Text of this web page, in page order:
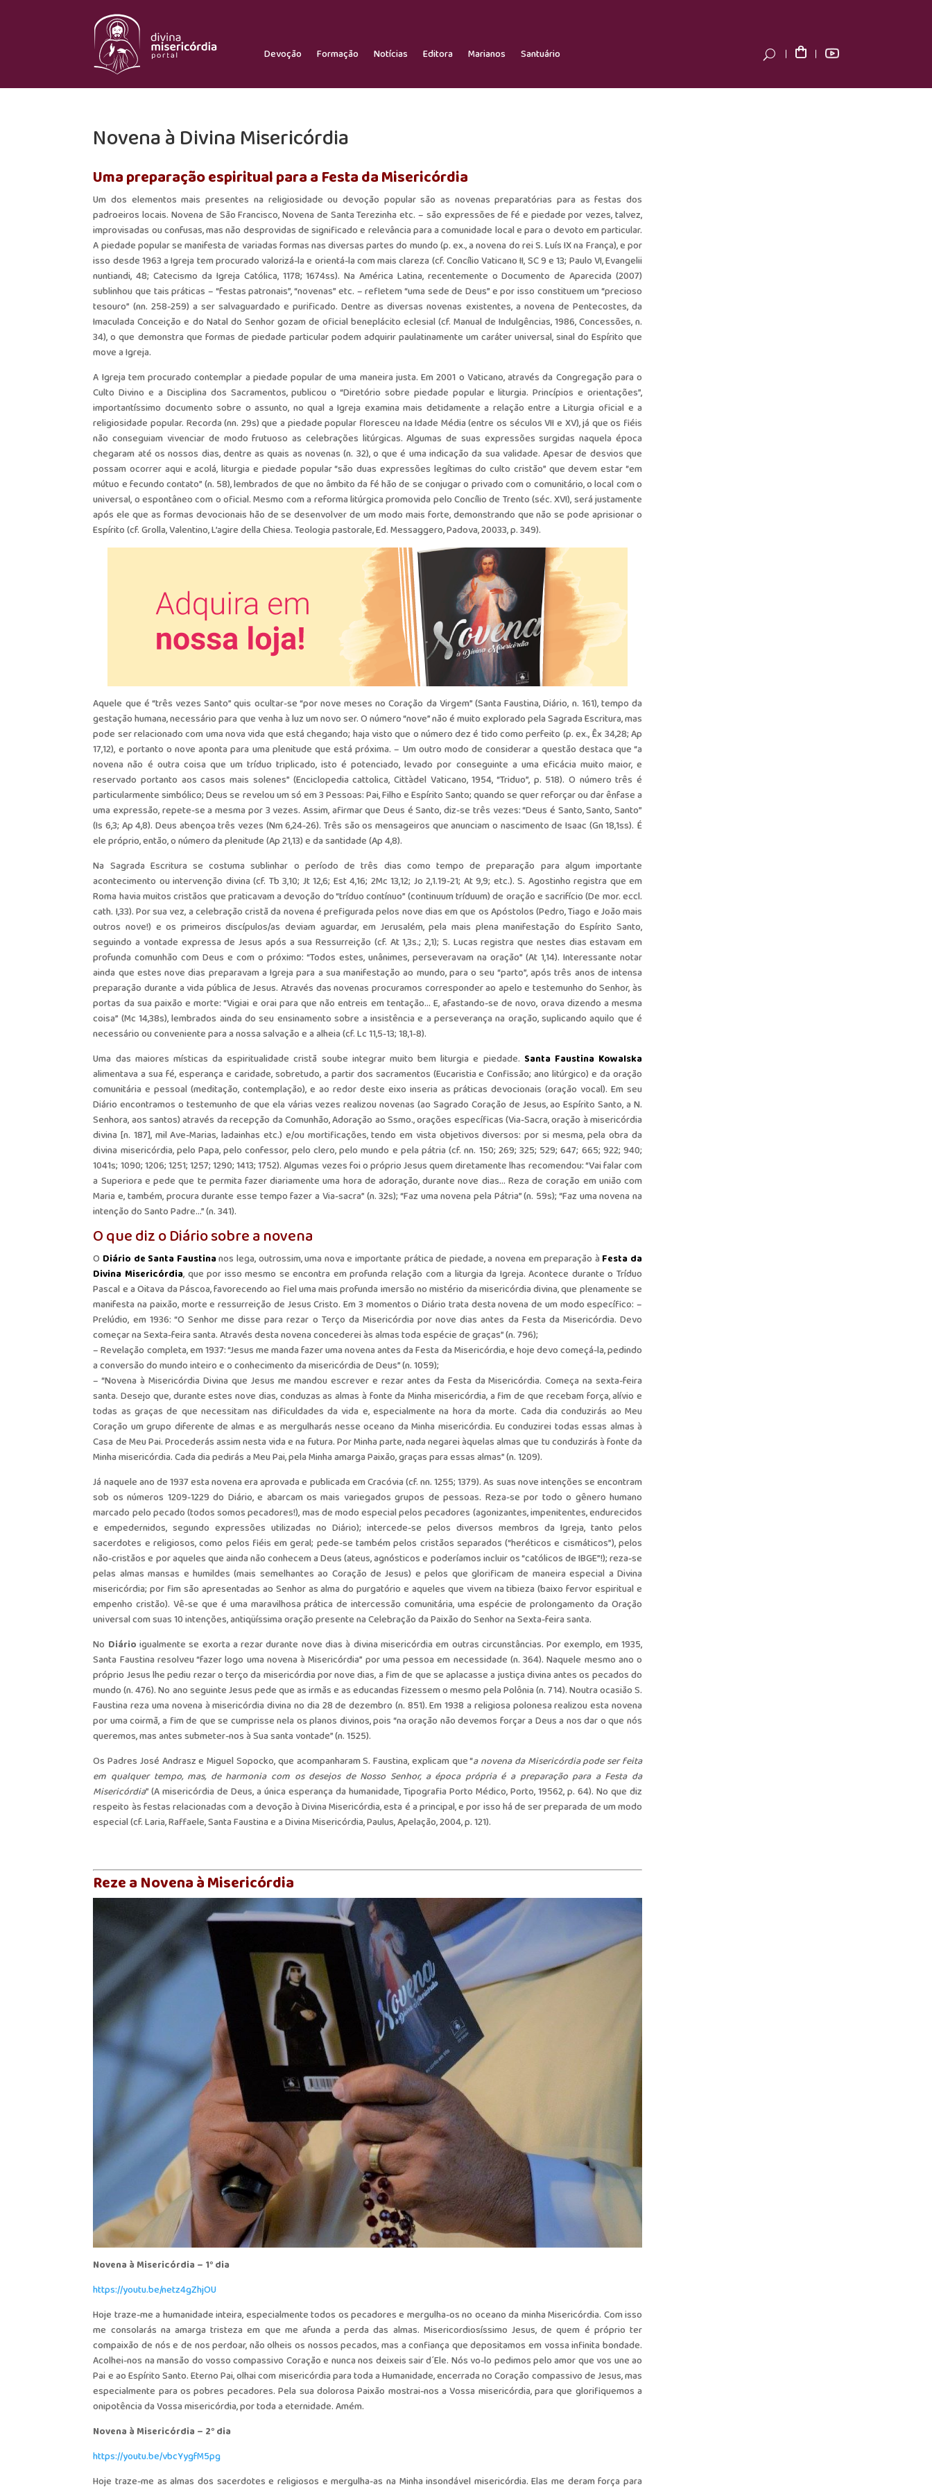
Devoção Formação Notícias Editora Marianos Santuário
Novena à Divina Misericórdia
Uma preparação espiritual para a Festa da Misericórdia
Um dos elementos mais presentes na religiosidade ou devoção popular são as novenas preparatórias para as festas dos
padroeiros locais. Novena de São Francisco, Novena de Santa Terezinha etc. – são expressões de fé e piedade por vezes, talvez,
improvisadas ou confusas, mas não desprovidas de significado e relevância para a comunidade local e para o devoto em particular.
A piedade popular se manifesta de variadas formas nas diversas partes do mundo (p. ex., a novena do rei S. Luís IX na França), e por
isso desde 1963 a Igreja tem procurado valorizá-la e orientá-la com mais clareza (cf. Concílio Vaticano II, SC 9 e 13; Paulo VI, Evangelii
nuntiandi, 48; Catecismo da Igreja Católica, 1178; 1674ss). Na América Latina, recentemente o Documento de Aparecida (2007)
sublinhou que tais práticas – “festas patronais”, “novenas” etc. – refletem “uma sede de Deus” e por isso constituem um “precioso
tesouro” (nn. 258-259) a ser salvaguardado e purificado. Dentre as diversas novenas existentes, a novena de Pentecostes, da
Imaculada Conceição e do Natal do Senhor gozam de oficial beneplácito eclesial (cf. Manual de Indulgências, 1986, Concessões, n.
34), o que demonstra que formas de piedade particular podem adquirir paulatinamente um caráter universal, sinal do Espírito que
move a Igreja.
A Igreja tem procurado contemplar a piedade popular de uma maneira justa. Em 2001 o Vaticano, através da Congregação para o
Culto Divino e a Disciplina dos Sacramentos, publicou o “Diretório sobre piedade popular e liturgia. Princípios e orientações”,
importantíssimo documento sobre o assunto, no qual a Igreja examina mais detidamente a relação entre a Liturgia oficial e a
religiosidade popular. Recorda (nn. 29s) que a piedade popular floresceu na Idade Média (entre os séculos VII e XV), já que os fiéis
não conseguiam vivenciar de modo frutuoso as celebrações litúrgicas. Algumas de suas expressões surgidas naquela época
chegaram até os nossos dias, dentre as quais as novenas (n. 32), o que é uma indicação da sua validade. Apesar de desvios que
possam ocorrer aqui e acolá, liturgia e piedade popular “são duas expressões legítimas do culto cristão” que devem estar “em
mútuo e fecundo contato” (n. 58), lembrados de que no âmbito da fé hão de se conjugar o privado com o comunitário, o local com o
universal, o espontâneo com o oficial. Mesmo com a reforma litúrgica promovida pelo Concílio de Trento (séc. XVI), será justamente
após ele que as formas devocionais hão de se desenvolver de um modo mais forte, demonstrando que não se pode aprisionar o
Espírito (cf. Grolla, Valentino, L’agire della Chiesa. Teologia pastorale, Ed. Messaggero, Padova, 20033, p. 349).
Aquele que é “três vezes Santo” quis ocultar-se “por nove meses no Coração da Virgem” (Santa Faustina, Diário, n. 161), tempo da
gestação humana, necessário para que venha à luz um novo ser. O número “nove” não é muito explorado pela Sagrada Escritura, mas
pode ser relacionado com uma nova vida que está chegando; haja visto que o número dez é tido como perfeito (p. ex., Êx 34,28; Ap
17,12), e portanto o nove aponta para uma plenitude que está próxima. – Um outro modo de considerar a questão destaca que “a
novena não é outra coisa que um tríduo triplicado, isto é potenciado, levado por conseguinte a uma eficácia muito maior, e
reservado portanto aos casos mais solenes” (Enciclopedia cattolica, Cittàdel Vaticano, 1954, “Triduo”, p. 518). O número três é
particularmente simbólico; Deus se revelou um só em 3 Pessoas: Pai, Filho e Espírito Santo; quando se quer reforçar ou dar ênfase a
uma expressão, repete-se a mesma por 3 vezes. Assim, afirmar que Deus é Santo, diz-se três vezes: “Deus é Santo, Santo, Santo”
(Is 6,3; Ap 4,8). Deus abençoa três vezes (Nm 6,24-26). Três são os mensageiros que anunciam o nascimento de Isaac (Gn 18,1ss). É
ele próprio, então, o número da plenitude (Ap 21,13) e da santidade (Ap 4,8).
Na Sagrada Escritura se costuma sublinhar o período de três dias como tempo de preparação para algum importante
acontecimento ou intervenção divina (cf. Tb 3,10; Jt 12,6; Est 4,16; 2Mc 13,12; Jo 2,1.19-21; At 9,9; etc.). S. Agostinho registra que em
Roma havia muitos cristãos que praticavam a devoção do “tríduo contínuo” (continuum tríduum) de oração e sacrifício (De mor. eccl.
cath. I,33). Por sua vez, a celebração cristã da novena é prefigurada pelos nove dias em que os Apóstolos (Pedro, Tiago e João mais
outros nove!) e os primeiros discípulos/as deviam aguardar, em Jerusalém, pela mais plena manifestação do Espírito Santo,
seguindo a vontade expressa de Jesus após a sua Ressurreição (cf. At 1,3s.; 2,1); S. Lucas registra que nestes dias estavam em
profunda comunhão com Deus e com o próximo: “Todos estes, unânimes, perseveravam na oração” (At 1,14). Interessante notar
ainda que estes nove dias preparavam a Igreja para a sua manifestação ao mundo, para o seu “parto”, após três anos de intensa
preparação durante a vida pública de Jesus. Através das novenas procuramos corresponder ao apelo e testemunho do Senhor, às
portas da sua paixão e morte: “Vigiai e orai para que não entreis em tentação… E, afastando-se de novo, orava dizendo a mesma
coisa” (Mc 14,38s), lembrados ainda do seu ensinamento sobre a insistência e a perseverança na oração, suplicando aquilo que é
necessário ou conveniente para a nossa salvação e a alheia (cf. Lc 11,5-13; 18,1-8).
Uma das maiores místicas da espiritualidade cristã soube integrar muito bem liturgia e piedade. Santa Faustina Kowalska
alimentava a sua fé, esperança e caridade, sobretudo, a partir dos sacramentos (Eucaristia e Confissão; ano litúrgico) e da oração
comunitária e pessoal (meditação, contemplação), e ao redor deste eixo inseria as práticas devocionais (oração vocal). Em seu
Diário encontramos o testemunho de que ela várias vezes realizou novenas (ao Sagrado Coração de Jesus, ao Espírito Santo, a N.
Senhora, aos santos) através da recepção da Comunhão, Adoração ao Ssmo., orações específicas (Via-Sacra, oração à misericórdia
divina [n. 187], mil Ave-Marias, ladainhas etc.) e/ou mortificações, tendo em vista objetivos diversos: por si mesma, pela obra da
divina misericórdia, pelo Papa, pelo confessor, pelo clero, pelo mundo e pela pátria (cf. nn. 150; 269; 325; 529; 647; 665; 922; 940;
1041s; 1090; 1206; 1251; 1257; 1290; 1413; 1752). Algumas vezes foi o próprio Jesus quem diretamente lhas recomendou: “Vai falar com
a Superiora e pede que te permita fazer diariamente uma hora de adoração, durante nove dias… Reza de coração em união com
Maria e, também, procura durante esse tempo fazer a Via-sacra” (n. 32s); “Faz uma novena pela Pátria” (n. 59s); “Faz uma novena na
intenção do Santo Padre…” (n. 341).
O que diz o Diário sobre a novena
O Diário de Santa Faustinanos lega, outrossim, uma nova e importante prática de piedade, a novena em preparação à Festa da
Divina Misericórdia, que por isso mesmo se encontra em profunda relação com a liturgia da Igreja. Acontece durante o Tríduo
Pascal e a Oitava da Páscoa, favorecendo ao fiel uma mais profunda imersão no mistério da misericórdia divina, que plenamente se
manifesta na paixão, morte e ressurreição de Jesus Cristo. Em 3 momentos o Diário trata desta novena de um modo específico: –
Prelúdio, em 1936: “O Senhor me disse para rezar o Terço da Misericórdia por nove dias antes da Festa da Misericórdia. Devo
começar na Sexta-feira santa. Através desta novena concederei às almas toda espécie de graças” (n. 796);
– Revelação completa, em 1937: “Jesus me manda fazer uma novena antes da Festa da Misericórdia, e hoje devo começá-la, pedindo
a conversão do mundo inteiro e o conhecimento da misericórdia de Deus” (n. 1059);
– “Novena à Misericórdia Divina que Jesus me mandou escrever e rezar antes da Festa da Misericórdia. Começa na sexta-feira
santa. Desejo que, durante estes nove dias, conduzas as almas à fonte da Minha misericórdia, a fim de que recebam força, alívio e
todas as graças de que necessitam nas dificuldades da vida e, especialmente na hora da morte. Cada dia conduzirás ao Meu
Coração um grupo diferente de almas e as mergulharás nesse oceano da Minha misericórdia. Eu conduzirei todas essas almas à
Casa de Meu Pai. Procederás assim nesta vida e na futura. Por Minha parte, nada negarei àquelas almas que tu conduzirás à fonte da
Minha misericórdia. Cada dia pedirás a Meu Pai, pela Minha amarga Paixão, graças para essas almas” (n. 1209).
Já naquele ano de 1937 esta novena era aprovada e publicada em Cracóvia (cf. nn. 1255; 1379). As suas nove intenções se encontram
sob os números 1209-1229 do Diário, e abarcam os mais variegados grupos de pessoas. Reza-se por todo o gênero humano
marcado pelo pecado (todos somos pecadores!), mas de modo especial pelos pecadores (agonizantes, impenitentes, endurecidos
e empedernidos, segundo expressões utilizadas no Diário); intercede-se pelos diversos membros da Igreja, tanto pelos
sacerdotes e religiosos, como pelos fiéis em geral; pede-se também pelos cristãos separados (“heréticos e cismáticos”), pelos
não-cristãos e por aqueles que ainda não conhecem a Deus (ateus, agnósticos e poderíamos incluir os “católicos de IBGE”!); reza-se
pelas almas mansas e humildes (mais semelhantes ao Coração de Jesus) e pelos que glorificam de maneira especial a Divina
misericórdia; por fim são apresentadas ao Senhor as alma do purgatório e aqueles que vivem na tibieza (baixo fervor espiritual e
empenho cristão). Vê-se que é uma maravilhosa prática de intercessão comunitária, uma espécie de prolongamento da Oração
universal com suas 10 intenções, antiqüíssima oração presente na Celebração da Paixão do Senhor na Sexta-feira santa.
No Diário igualmente se exorta a rezar durante nove dias à divina misericórdia em outras circunstâncias. Por exemplo, em 1935,
Santa Faustina resolveu “fazer logo uma novena à Misericórdia” por uma pessoa em necessidade (n. 364). Naquele mesmo ano o
próprio Jesus lhe pediu rezar o terço da misericórdia por nove dias, a fim de que se aplacasse a justiça divina antes os pecados do
mundo (n. 476). No ano seguinte Jesus pede que as irmãs e as educandas fizessem o mesmo pela Polônia (n. 714). Noutra ocasião S.
Faustina reza uma novena à misericórdia divina no dia 28 de dezembro (n. 851). Em 1938 a religiosa polonesa realizou esta novena
por uma coirmã, a fim de que se cumprisse nela os planos divinos, pois “na oração não devemos forçar a Deus a nos dar o que nós
queremos, mas antes submeter-nos à Sua santa vontade” (n. 1525).
Os Padres José Andrasz e Miguel Sopocko, que acompanharam S. Faustina, explicam que “a novena da Misericórdia pode ser feita
em qualquer tempo, mas, de harmonia com os desejos de Nosso Senhor, a época própria é a preparação para a Festa da
Misericórdia” (A misericórdia de Deus, a única esperança da humanidade, Tipografia Porto Médico, Porto, 19562, p. 64). No que diz
respeito às festas relacionadas com a devoção à Divina Misericórdia, esta é a principal, e por isso há de ser preparada de um modo
especial (cf. Laria, Raffaele, Santa Faustina e a Divina Misericórdia, Paulus, Apelação, 2004, p. 121).
Reze a Novena à Misericórdia
Novena à Misericórdia – 1° dia
https://youtu.be/netz4gZhjOU
Hoje traze-me a humanidade inteira, especialmente todos os pecadores e mergulha-os no oceano da minha Misericórdia. Com isso
me consolarás na amarga tristeza em que me afunda a perda das almas. Misericordiosíssimo Jesus, de quem é próprio ter
compaixão de nós e de nos perdoar, não olheis os nossos pecados, mas a confiança que depositamos em vossa infinita bondade.
Acolhei-nos na mansão do vosso compassivo Coração e nunca nos deixeis sair d´Ele. Nós vo-lo pedimos pelo amor que vos une ao
Pai e ao Espírito Santo. Eterno Pai, olhai com misericórdia para toda a Humanidade, encerrada no Coração compassivo de Jesus, mas
especialmente para os pobres pecadores. Pela sua dolorosa Paixão mostrai-nos a Vossa misericórdia, para que glorifiquemos a
onipotência da Vossa misericórdia, por toda a eternidade. Amém.
Novena à Misericórdia – 2° dia
https://youtu.be/vbcYygfM5pg
Hoje traze-me as almas dos sacerdotes e religiosos e mergulha-as na Minha insondável misericórdia. Elas me deram força para